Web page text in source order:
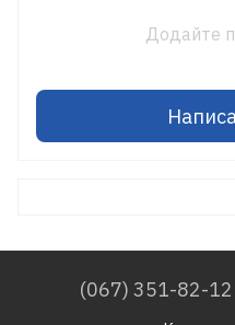
Додайте
(067) 351-82-12